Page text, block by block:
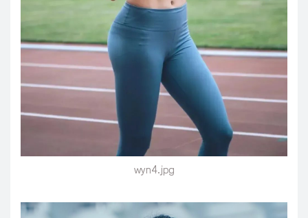
wyn4.jpg